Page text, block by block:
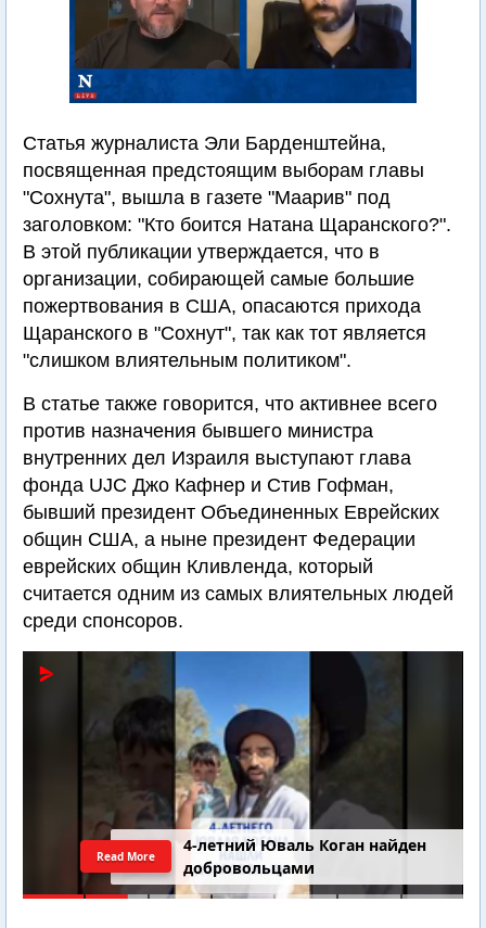
Статья журналиста Эли Барденштейна,
посвященная предстоящим выборам главы
"Сохнута", вышла в газете "Маарив" под
заголовком: "Кто боится Натана Щаранского?".
В этой публикации утверждается, что в
организации, собирающей самые большие
пожертвования в США, опасаются прихода
Щаранского в "Сохнут", так как тот является
"слишком влиятельным политиком".
В статье также говорится, что активнее всего
против назначения бывшего министра
внутренних дел Израиля выступают глава
фонда UJC Джо Кафнер и Стив Гофман,
бывший президент Объединенных Еврейских
общин США, а ныне президент Федерации
еврейских общин Кливленда, который
считается одним из самых влиятельных людей
среди спонсоров.
4-летний Юваль Коган найден
добровольцами
Read More